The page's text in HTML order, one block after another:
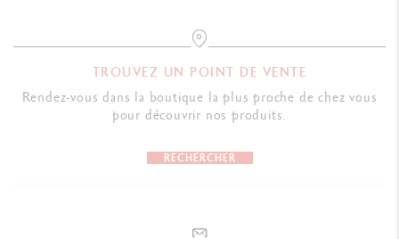
TROUVEZ UN POINT DE VENTE
Rendez-vous dans la boutique la plus proche de chez vous
pour découvrir nos produits.
RECHERCHER